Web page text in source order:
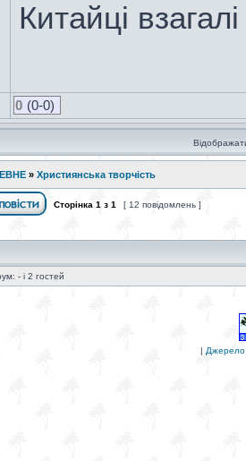
Китайці
0 (0-0)
» Християнська творчість
Сторінка 1 з 1 [ 12 повідомлень ]
- і 2 гостей
| Джерело